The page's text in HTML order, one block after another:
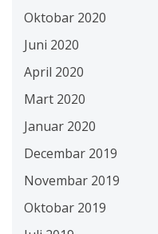
Oktobar 2020
Juni 2020
April 2020
Mart 2020
Januar 2020
Decembar 2019
Novembar 2019
Oktobar 2019